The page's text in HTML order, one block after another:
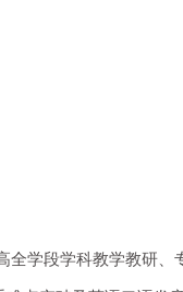
全学段学科教学教研、